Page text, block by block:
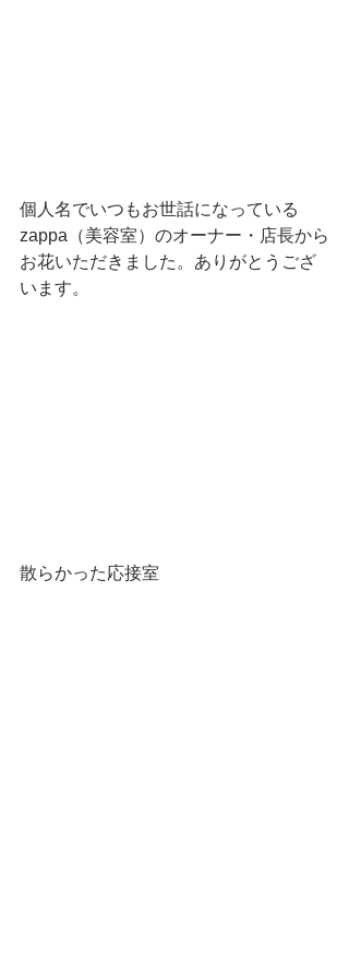
個人名でいつもお世話になっている
zappa（美容室）のオーナー・店長から
お花いただきました。ありがとうござ
います。
散らかった応接室